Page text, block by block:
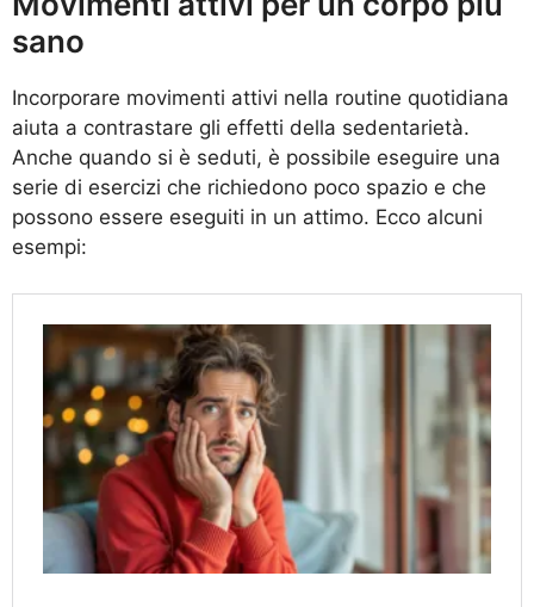
sano
Incorporare movimenti attivi nella routine quotidiana
aiuta a contrastare gli effetti della sedentarietà.
Anche quando si è seduti, è possibile eseguire una
serie di esercizi che richiedono poco spazio e che
possono essere eseguiti in un attimo. Ecco alcuni
esempi: